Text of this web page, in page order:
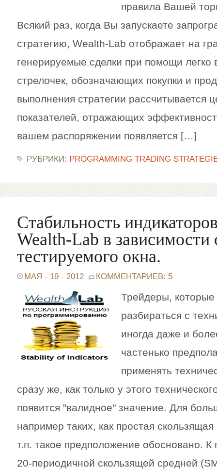
правила Вашей
Всякий раз, когда Вы запускаете
стратегию, Wealth-Lab отображает на
генерируемые сделки при помощи
стрелочек, обозначающих покупки и
выполнения стратегии рассчитывается
показателей, отражающих
вашем распоряжении появляется […]
РУБРИКИ: PROGRAMMING TRADING
Стабильность
Wealth-Lab в
тестируемого окна.
МАЯ - 19 - 2012 КОММЕНТАРИЕВ: 5
Трейдеры, которые
разбираться с
иногда даже и
частенько
применять
сразу же, как только у этого
появится "валидное" значение. Для
например таких, как простая
т.п. такое предположение обосновано. К
20-периодичной скользящей средней